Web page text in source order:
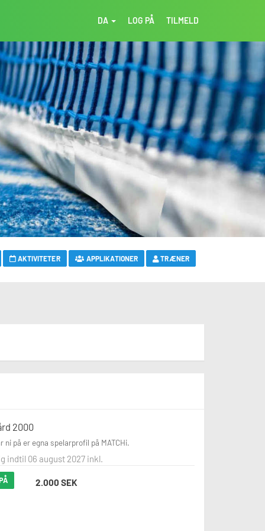
DA LOG PÅ TILMELD
AKTIVITETER APPLIKATIONER TRÆNER
2000
ni på er egna spelarprofil på MATCHi.
indtil 06 august 2027 inkl.
2.000 SEK